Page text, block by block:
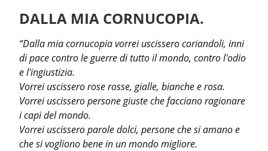
DALLA MIA CORNUCOPIA.
“Dalla mia cornucopia vorrei uscissero coriandoli, inni
di pace contro le guerre di tutto il mondo, contro l'odio
e l'ingiustizia.
Vorrei uscissero rose rosse, gialle, bianche e rosa.
Vorrei uscissero persone giuste che facciano ragionare
i capi del mondo.
Vorrei uscissero parole dolci, persone che si amano e
che si vogliono bene in un mondo migliore.